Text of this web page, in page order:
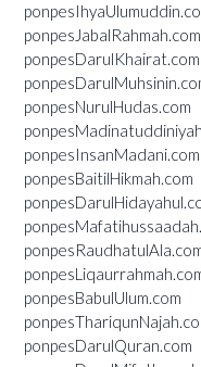
ponpesJabalRahmah.com
ponpesDarulKhairat.com
ponpesNurulHudas.com
ponpesInsanMadani.com
ponpesBaitilHikmah.com
ponpesBabulUlum.com
ponpesDarulQuran.com